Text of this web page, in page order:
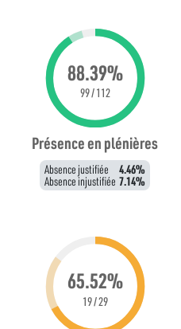
88.39%
99 / 112
Présence en plénières
Absence justifiée 4.46%
Absence injustifiée 7.14%
65.52%
19 / 29